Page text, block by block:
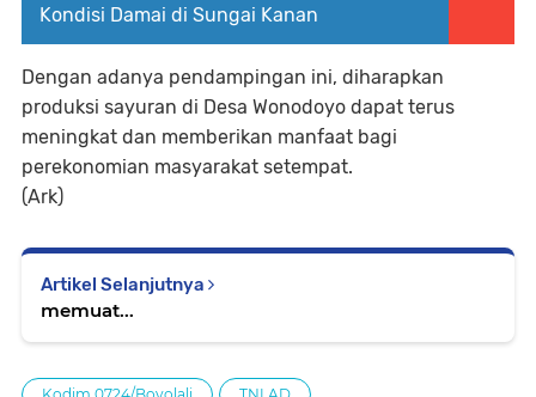
Kondisi Damai di Sungai Kanan
Dengan adanya pendampingan ini, diharapkan
produksi sayuran di Desa Wonodoyo dapat terus
meningkat dan memberikan manfaat bagi
perekonomian masyarakat setempat.
(Ark)
Artikel Selanjutnya
memuat...